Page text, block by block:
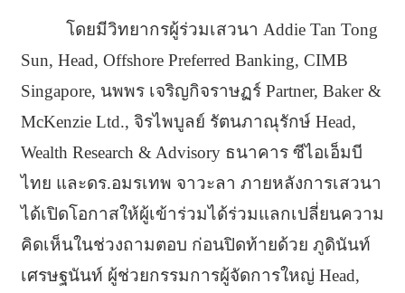
โดยมีวิทยากรผู้ร่วมเสวนา Addie Tan Tong
Sun, Head, Offshore Preferred Banking, CIMB
Singapore, นพพร เจริญกิจราษฏร์ Partner, Baker &
McKenzie Ltd., จิรไพบูลย์ รัตนภาณุรักษ์ Head,
Wealth Research & Advisory ธนาคาร ซีไอเอ็มบี
ไทย และดร.อมรเทพ จาวะลา ภายหลังการเสวนา
ได้เปิดโอกาสให้ผู้เข้าร่วมได้ร่วมแลกเปลี่ยนความ
คิดเห็นในช่วงถามตอบ ก่อนปิดท้ายด้วย ภูดินันท์
เศรษฐนันท์ ผู้ช่วยกรรมการผู้จัดการใหญ่ Head,